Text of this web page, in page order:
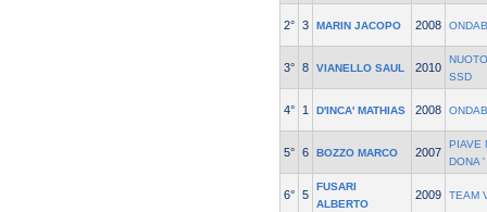
2° 3 MARIN JACOPO 2008
3° 8 VIANELLO SAUL 2010
SSD
4° 1 D'INCA' MATHIAS 2008
5° 6 BOZZO MARCO 2007
PIAVE
DONA '
6° 5
FUSARI
ALBERTO
2009 TEAM